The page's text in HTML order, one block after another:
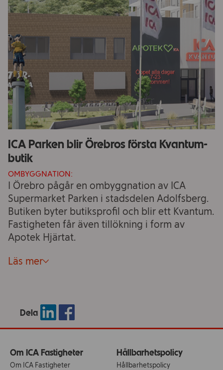
ICA Parken blir Örebros första Kvantum-
butik
OMBYGGNATION:
I Örebro pågår en ombyggnation av ICA
Supermarket Parken i stadsdelen Adolfsberg.
Butiken byter butiksprofil och blir ett Kvantum.
Fastigheten får även tillökning i form av
Apotek Hjärtat.
Läs mer
Dela
Om ICA Fastigheter
Om ICA Fastigheter
Hållbarhetspolicy
Hållbarhetspolicy